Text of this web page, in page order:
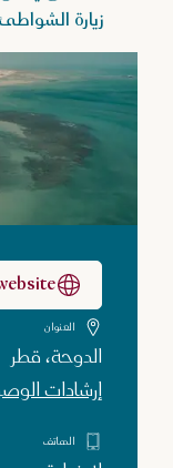
زيارة
العنوان
الدوحة، قطر
إرشادات
الهاتف